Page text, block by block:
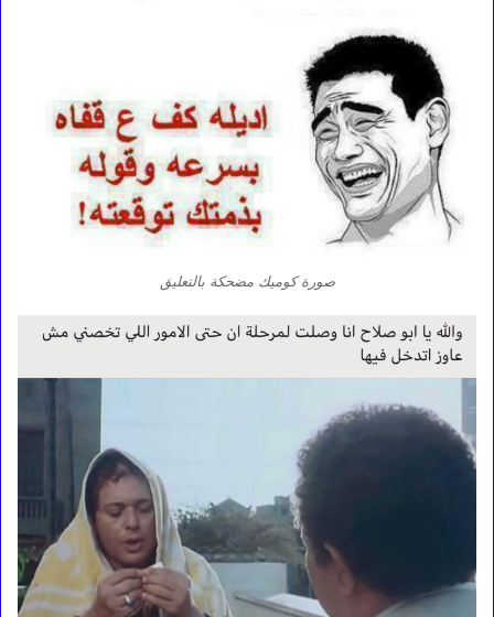
صورة كوميك مضحكة بالتعليق